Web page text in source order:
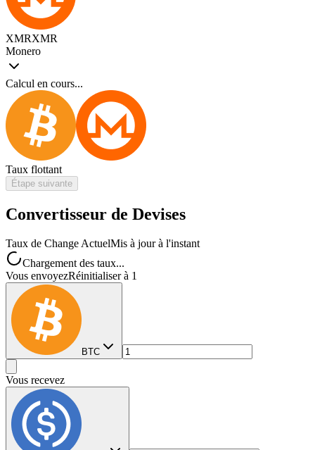
XMRXMR
Monero
Calcul en cours...
Taux flottant
Étape suivante
Convertisseur de Devises
Taux de Change ActuelMis à jour à l'instant
Chargement des taux...
Vous envoyezRéinitialiser à 1
BTC
Vous recevez